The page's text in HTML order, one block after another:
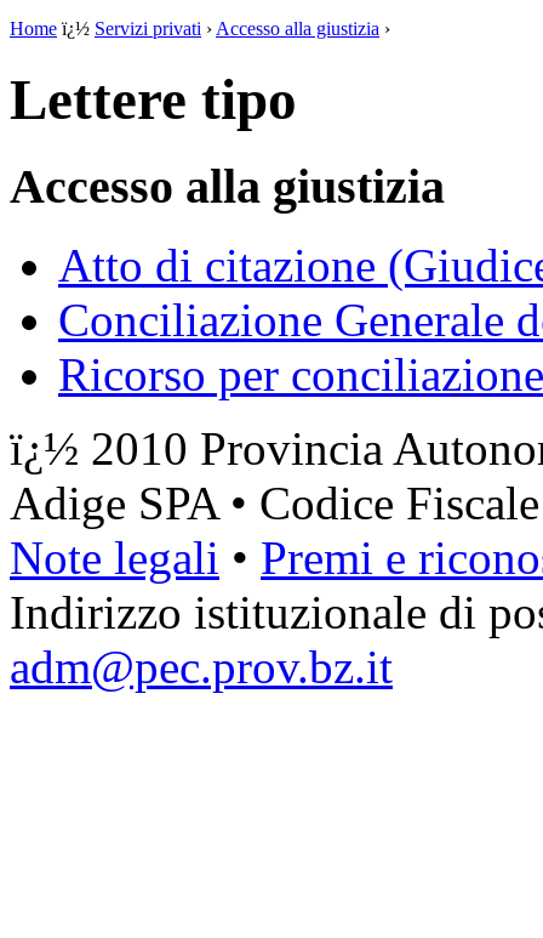
Home ï¿½ Servizi privati › Accesso alla giustizia ›
Lettere tipo
Accesso alla giustizia
Atto di citazione
Conciliazione Generale
Ricorso per
ï¿½ 2010 Provincia
Adige SPA • Codice
Note legali • Premi e
Indirizzo istituzionale di
adm@pec.prov.bz.it